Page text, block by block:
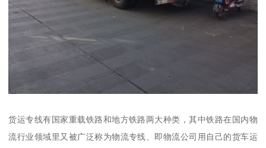
货运专线有国家重载铁路和地方铁路两大种类，其中铁路在国内物
流行业领域里又被广泛称为物流专线、即物流公司用自己的货车运